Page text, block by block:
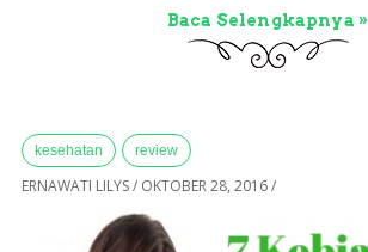
Baca Selengkapnya »
kesehatan review
ERNAWATI LILYS/ OKTOBER 28, 2016/